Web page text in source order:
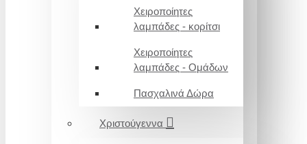
Χειροποίητες
λαμπάδες - κορίτσι
Χειροποίητες
λαμπάδες - Ομάδων
Πασχαλινά Δώρα
Χριστούγεννα